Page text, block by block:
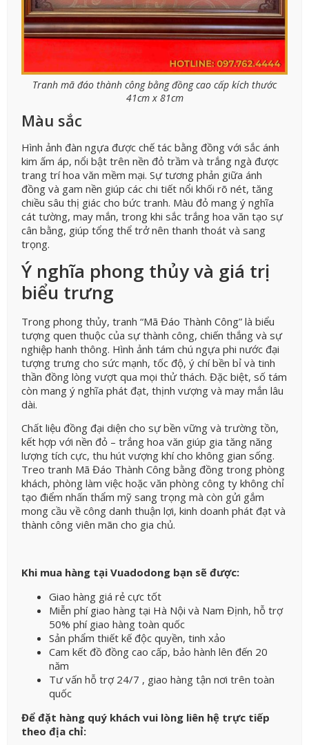
Tranh mã đáo thành công bằng đồng cao cấp kích thước
41cm x 81cm
Màu sắc
Hình ảnh đàn ngựa được chế tác bằng đồng với sắc ánh
kim ấm áp, nổi bật trên nền đỏ trầm và trắng ngà được
trang trí hoa văn mềm mại. Sự tương phản giữa ánh
đồng và gam nền giúp các chi tiết nổi khối rõ nét, tăng
chiều sâu thị giác cho bức tranh. Màu đỏ mang ý nghĩa
cát tường, may mắn, trong khi sắc trắng hoa văn tạo sự
cân bằng, giúp tổng thể trở nên thanh thoát và sang
trọng.
Ý nghĩa phong thủy và giá trị
biểu trưng
Trong phong thủy, tranh “Mã Đáo Thành Công” là biểu
tượng quen thuộc của sự thành công, chiến thắng và sự
nghiệp hanh thông. Hình ảnh tám chú ngựa phi nước đại
tượng trưng cho sức mạnh, tốc độ, ý chí bền bỉ và tinh
thần đồng lòng vượt qua mọi thử thách. Đặc biệt, số tám
còn mang ý nghĩa phát đạt, thịnh vượng và may mắn lâu
dài.
Chất liệu đồng đại diện cho sự bền vững và trường tồn,
kết hợp với nền đỏ – trắng hoa văn giúp gia tăng năng
lượng tích cực, thu hút vượng khí cho không gian sống.
Treo tranh Mã Đáo Thành Công bằng đồng trong phòng
khách, phòng làm việc hoặc văn phòng công ty không chỉ
tạo điểm nhấn thẩm mỹ sang trọng mà còn gửi gắm
mong cầu về công danh thuận lợi, kinh doanh phát đạt và
thành công viên mãn cho gia chủ.
Khi mua hàng tại Vuadodong bạn sẽ được:
Giao hàng giá rẻ cực tốt
Miễn phí giao hàng tại Hà Nội và Nam Định, hỗ trợ
50% phí giao hàng toàn quốc
Sản phẩm thiết kế độc quyền, tinh xảo
Cam kết đồ đồng cao cấp, bảo hành lên đến 20
năm
Tư vấn hỗ trợ 24/7 , giao hàng tận nơi trên toàn
quốc
Để đặt hàng quý khách vui lòng liên hệ trực tiếp
theo địa chỉ: